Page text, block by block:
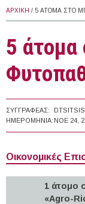
ΑΡΧΙΚΉ / 5 ΆΤΟΜΑ ΣΤΟ
5 άτομα
ΣΥΓΓΡΑΦΈΑΣ:
DTSITSIS
ΗΜΕΡΟΜΗΝΊΑ: ΝΟΕ 24,
Οικονομικές
1 άτομο
«Agro-